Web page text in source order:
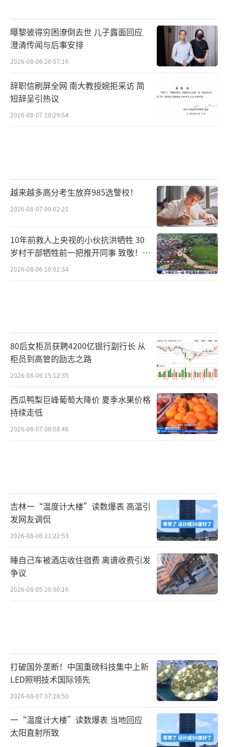
曝黎彼得穷困潦倒去世 儿子露面回应
澄清传闻与后事安排
2026-08-06 20:57:16
辞职信刷屏全网 南大教授婉拒采访 简
短辞呈引热议
2026-08-07 10:29:54
越来越多高分考生放弃985选警校！
2026-08-07 09:02:21
10年前救人上央视的小伙抗洪牺牲 30
岁村干部牺牲前一把推开同事 致敬！送
别！
2026-08-06 10:52:34
80后女柜员获聘4200亿银行副行长 从
柜员到高管的励志之路
2026-08-06 15:12:35
西瓜鸭梨巨峰葡萄大降价 夏季水果价格
持续走低
2026-08-07 08:08:46
吉林一“温度计大楼”读数爆表 高温引
发网友调侃
2026-08-06 21:22:53
睡自己车被酒店收住宿费 离谱收费引发
争议
2026-08-05 20:50:16
打破国外垄断！中国重磅科技集中上新
LED照明技术国际领先
2026-08-07 07:28:50
一“温度计大楼”读数爆表 当地回应
太阳直射所致